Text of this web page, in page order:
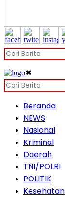
✖
Beranda
NEWS
Nasional
Kriminal
Daerah
TNI/POLRI
POLITIK
Kesehatan